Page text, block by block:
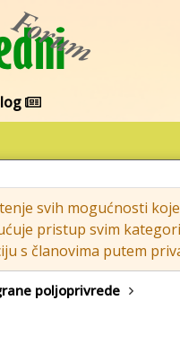
svih mogućnosti
pristup svim
s članovima putem
poljoprivrede